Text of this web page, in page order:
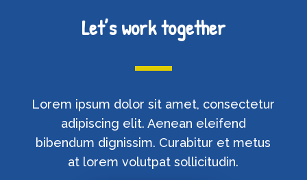
Let’s work together
Lorem ipsum dolor sit amet, consectetur
adipiscing elit. Aenean eleifend
bibendum dignissim. Curabitur et metus
at lorem volutpat sollicitudin.